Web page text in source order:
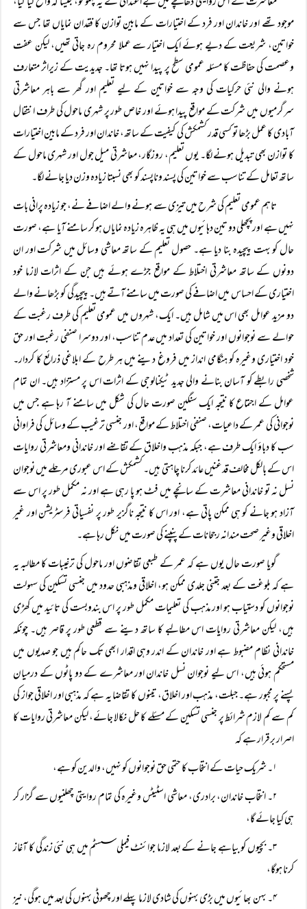
موجود تھے اور خاندان اور فرد کے اختیارات کے مابین توازن کا فقدان نمایاں تھا جس سے
خواتین، شریعت کے دیے ہوئے ایک اختیار سے عملا محروم رہ جاتی تھیں، لیکن عفت
وعصمت کی حفاظت کا مسئلہ عمومی سطح پر پیدا نہیں ہوتا تھا۔ جدیدیت کے زیراثر متعارف
ہونے والی نئی حرکیات کی وجہ سے خواتین کے لیے تعلیم اور گھر سے باہر معاشرتی
سرگرمیوں میں شرکت کے مواقع پیدا ہوئے اور خاص طور پر شہری ماحول کی طرف انتقال
آبادی کا عمل بڑھا تو کسی قدر کشمکش کی کیفیت کے ساتھ، خاندان اور فرد کے مابین اختیارات
کا توازن بھی تبدیل ہونے لگا۔ یوں تعلیم، روزگار، معاشرتی میل جول اور شہری ماحول کے
ساتھ تعامل کے تناسب سے خواتین کی پسند وناپسند کو بھی نسبتا زیادہ وزن دیا جانے لگا۔
تاہم عمومی تعلیم کی شرح میں تیزی سے ہونے والے اضافے نے، جو زیادہ پرانی بات
نہیں ہے اور پچھلی دو تین دہائیوں میں ہی یہ ظاہرہ زیادہ نمایاں ہو کر سامنے آیا ہے، صورت
حال کو بہت پیچیدہ بنا دیا ہے۔ حصول تعلیم کے ساتھ معاشی وسائل میں شرکت اور ان
دونوں کے ساتھ معاشرتی اختلاط کے مواقع جڑے ہوئے ہیں جن کے اثرات لازما خود
اختیاری کے احساس میں اضافے کی صورت میں سامنے آتے ہیں۔ پیچیدگی کو بڑھانے والے
دو مزید عوامل بھی اس میں شامل ہیں۔ ایک، شہروں میں عمومی تعلیم کی طرف رغبت کے
حوالے سے نوجوانوں اور خواتین کی تعداد میں عدم تناسب، اور دوسرا صنفی رغبت اور حق
خود اختیاری وغیرہ کو ہنگامی انداز میں فروغ دینے میں ہر طرح کے ابلاغی ذرائع کا کردار۔
شخصی رابطے کو آسان بنانے والی جدید ٹیکنالوجی کے اثرات اس پر مستزاد ہیں۔ ان تمام
عوامل کے اجتماع کا نتیجہ ایک سنگین صورت حال کی شکل میں سامنے آ رہا ہے جس میں
نوجوانی کی عمر کے داعیات، صنفی اختلاط کے مواقع، اور جنسی ترغیب کے وسائل کی فراوانی
سب کا دباؤ ایک طرف ہے، جبکہ مذہب واخلاق کے تقاضے اور خاندانی ومعاشرتی روایات
اس کے بالکل مخالف قدغنیں عائد کرنا چاہتی ہیں۔ کشمکش کے اس عبوری مرحلے میں نوجوان
نسل نہ تو خاندانی معاشرت کے سانچے میں فٹ ہو پا رہی ہے اور نہ مکمل طور پر اس سے
آزاد ہو جانے کو ہی ممکن پاتی ہے، اور اس کا نتیجہ ناگزیر طور پر نفسیاتی فرسٹریشن اور غیر
اخلاقی وغیر صحت مندانہ رجحانات کے پنپنے کی صورت میں نکل رہا ہے۔
گویا صورت حال یوں ہے کہ عمر کے طبعی تقاضوں اور ماحول کی ترغیبات کا مطالبہ یہ
ہے کہ بلوغت کے بعد جتنی جلدی ممکن ہو، اخلاقی ومذہبی حدود میں جنسی تسکین کی سہولت
نوجوانوں کو دستیاب ہو اور مذہب کی تعلیمات مکمل طور پر اس بندوبست کی تائید میں کھڑی
ہیں، لیکن معاشرتی روایات اس مطالبے کا ساتھ دینے سے قطعی طور پر قاصر ہیں۔ چونکہ
خاندانی نظام مضبوط ہے اور خاندان کے اندر وہی اقدار ابھی تک حاکم ہیں جو صدیوں میں
مستحکم ہوئی ہیں، اس لیے نوجوان نسل خاندان اور معاشرے کے دو پاٹوں کے درمیان
پسنے پر مجبور ہے۔ جبلت، مذہب اور اخلاق، تینوں کا تقاضا یہ ہے کہ مذہبی اور اخلاقی جواز کی
کم سے کم لازم شرائط پر جنسی تسکین کے مسئلے کا حل نکالا جائے، لیکن معاشرتی روایات کا
اصرار برقرار ہے کہ
۱۔ شریک حیات کے انتخاب کا حتمی حق نوجوانوں کو نہیں، والدین کو ہے،
۲۔ انتخاب خاندان، برادری، معاشی اسٹیٹس وغیرہ کی تمام روایتی چھلنیوں سے گزار کر
ہی کیا جائے گا،
۳۔ بچیوں کو بیاہے جانے کے بعد لازما جوائنٹ فیملی سسٹم میں ہی نئی زندگی کا آغاز
کرنا ہوگا،
۴۔ بہن بھائیوں میں بڑی بہنوں کی شادی لازما پہلے اور چھوٹی بہنوں کی بعد میں ہوگی، نیز